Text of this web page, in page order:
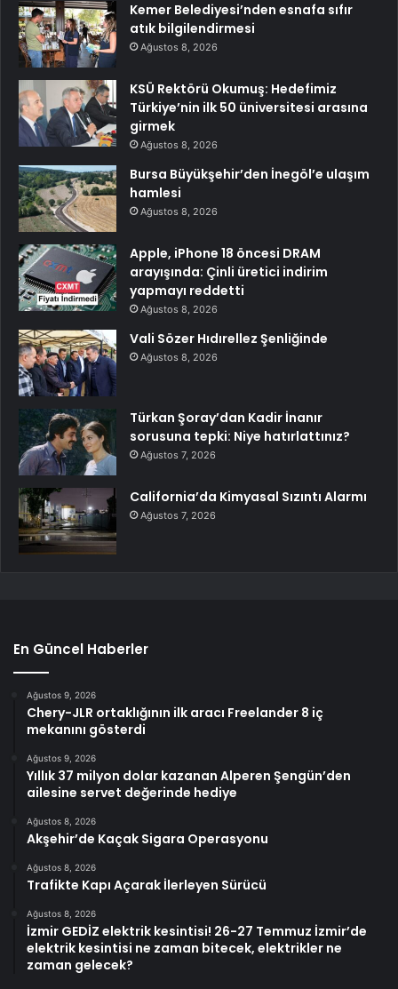
Kemer Belediyesi’nden esnafa sıfır
atık bilgilendirmesi
Ağustos 8, 2026
KSÜ Rektörü Okumuş: Hedefimiz
Türkiye’nin ilk 50 üniversitesi arasına
girmek
Ağustos 8, 2026
Bursa Büyükşehir’den İnegöl’e ulaşım
hamlesi
Ağustos 8, 2026
Apple, iPhone 18 öncesi DRAM
arayışında: Çinli üretici indirim
yapmayı reddetti
Ağustos 8, 2026
Vali Sözer Hıdırellez Şenliğinde
Ağustos 8, 2026
Türkan Şoray’dan Kadir İnanır
sorusuna tepki: Niye hatırlattınız?
Ağustos 7, 2026
California’da Kimyasal Sızıntı Alarmı
Ağustos 7, 2026
En Güncel Haberler
Ağustos 9, 2026
Chery-JLR ortaklığının ilk aracı Freelander 8 iç
mekanını gösterdi
Ağustos 9, 2026
Yıllık 37 milyon dolar kazanan Alperen Şengün’den
ailesine servet değerinde hediye
Ağustos 8, 2026
Akşehir’de Kaçak Sigara Operasyonu
Ağustos 8, 2026
Trafikte Kapı Açarak İlerleyen Sürücü
Ağustos 8, 2026
İzmir GEDİZ elektrik kesintisi! 26-27 Temmuz İzmir’de
elektrik kesintisi ne zaman bitecek, elektrikler ne
zaman gelecek?